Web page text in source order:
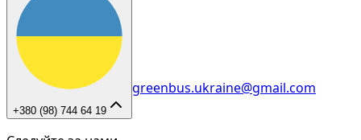
+380 (98) 744 64 19
greenbus.ukraine@gmail.com